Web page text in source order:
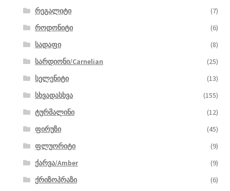
რეგალიტი
(7)
როდონიტი
(6)
სადაფი
(8)
სარდიონი/Carnelian
(25)
სელენიტი
(13)
სხვადასხვა
(155)
ტურმალინი
(12)
ფირუზი
(45)
ფლუორიტი
(9)
ქარვა/Amber
(9)
ქრიზოპრაზი
(6)